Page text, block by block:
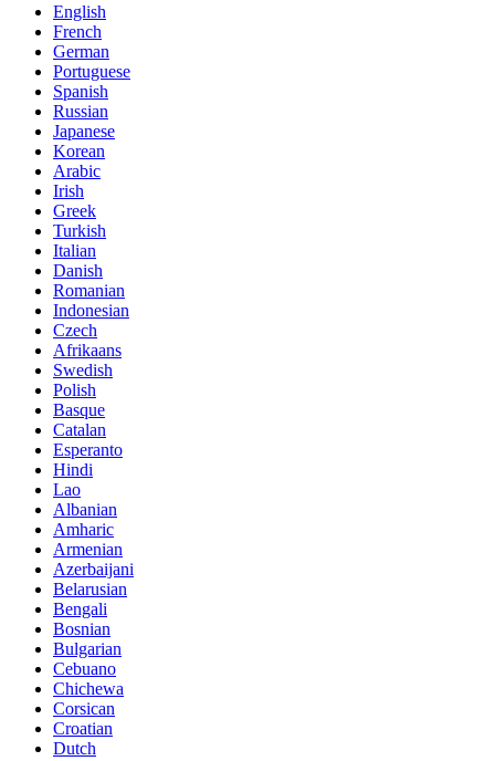
English
French
German
Portuguese
Spanish
Russian
Japanese
Korean
Arabic
Irish
Greek
Turkish
Italian
Danish
Romanian
Indonesian
Czech
Afrikaans
Swedish
Polish
Basque
Catalan
Esperanto
Hindi
Lao
Albanian
Amharic
Armenian
Azerbaijani
Belarusian
Bengali
Bosnian
Bulgarian
Cebuano
Chichewa
Corsican
Croatian
Dutch